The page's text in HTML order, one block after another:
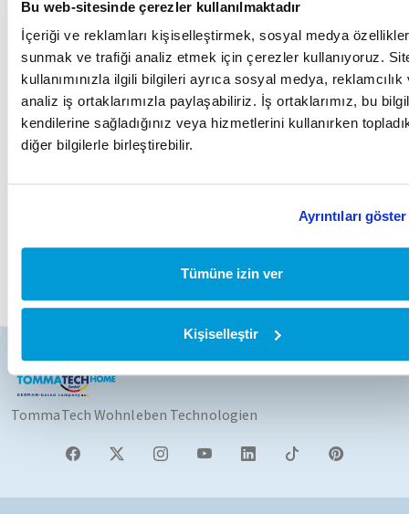
Bu web-sitesinde çerezler kullanılmaktadır
İçeriği ve reklamları kişiselleştirmek, sosyal medya
sunmak ve trafiği analiz etmek için çerezler kullanıyoruz.
kullanımınızla ilgili bilgileri ayrıca sosyal medya, reklamcılık
analiz iş ortaklarımızla paylaşabiliriz. İş ortaklarımız, bu
kendilerine sağladığınız veya hizmetlerini kullanırken
diğer bilgilerle birleştirebilir.
Ayrıntıları göster
Tümüne izin ver
Kişiselleştir
Produktinformationsformular
TommaTech Wohnleben Technologien